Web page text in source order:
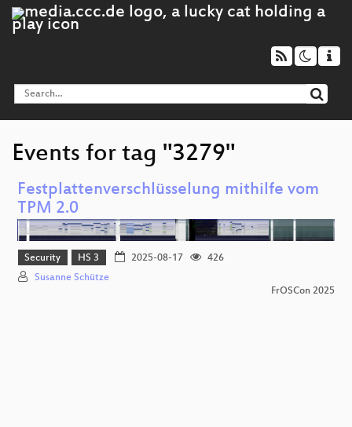
Events for tag "3279"
Festplattenverschlüsselung mithilfe vom
TPM 2.0
Security HS 3 2025-08-17
426
Susanne Schütze
FrOSCon 2025